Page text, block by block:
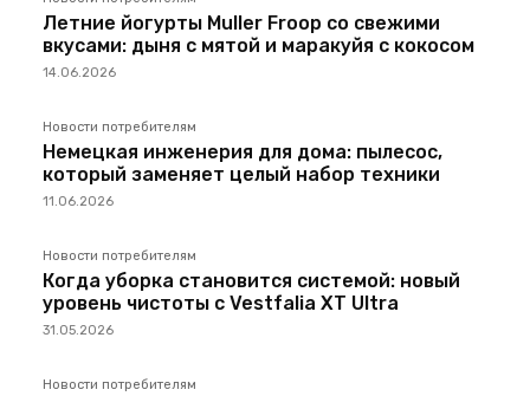
Летние йогурты Muller Froop со свежими
вкусами: дыня с мятой и маракуйя с кокосом
14.06.2026
Новости потребителям
Немецкая инженерия для дома: пылесос,
который заменяет целый набор техники
11.06.2026
Новости потребителям
Когда уборка становится системой: новый
уровень чистоты с Vestfalia XT Ultra
31.05.2026
Новости потребителям